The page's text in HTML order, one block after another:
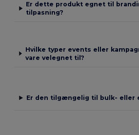
Er dette produkt egnet til
tilpasning?
Hvilke typer events eller
vare velegnet til?
Er den tilgængelig til bulk- eller